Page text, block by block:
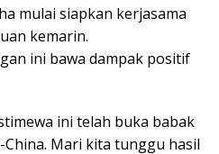
mulai siapkan kerjasama
kemarin.
ini bawa dampak positif
ini telah buka babak
Mari kita tunggu hasil